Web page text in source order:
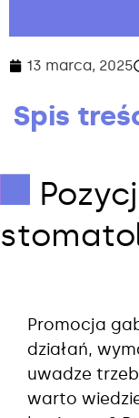
13 marca, 2025
Spis
Promocja
działań,
uwadze
warto